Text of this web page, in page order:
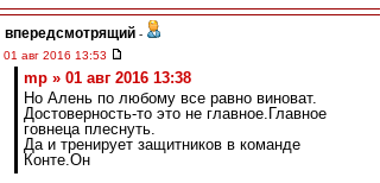
впередсмотрящий -
01 авг 2016 13:53
mp » 01 авг 2016 13:38
Но Алень по любому все равно виноват.
Достоверность-то это не главное.Главное
говнеца плеснуть.
Да и тренирует защитников в команде
Конте.Он